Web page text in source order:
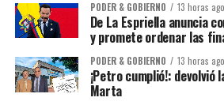
PODER & GOBIERNO 13 horas ago
De La Espriella anuncia
y promete ordenar las
PODER & GOBIERNO 13 horas ago
¡Petro cumplió!: devolvió
Marta